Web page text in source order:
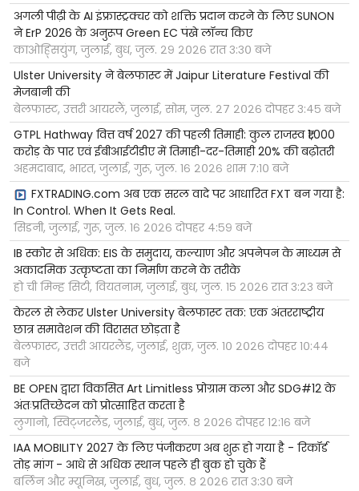
अगली पीढ़ी के AI इंफ्रास्ट्रक्चर को शक्ति प्रदान करने के लिए SUNON
ने ErP 2026 के अनुरूप Green EC पंखे लॉन्च किए
काओह्सियुंग, जुलाई, बुध, जुल. २९ २०२६ रात ३:३० बजे
Ulster University ने बेलफास्ट में Jaipur Literature Festival की
मेजबानी की
बेलफास्ट, उत्तरी आयरलैं, जुलाई, सोम, जुल. २७ २०२६ दोपहर ३:४५ बजे
GTPL Hathway वित्त वर्ष 2027 की पहली तिमाही: कुल राजस्व ₹1,000
करोड़ के पार एवं ईबीआईटीडीए में तिमाही-दर-तिमाही 20% की बढ़ोतरी
अहमदाबाद, भारत, जुलाई, गुरू, जुल. १६ २०२६ शाम ७:१० बजे
FXTRADING.com अब एक सरल वादे पर आधारित FXT बन गया है:
In Control. When It Gets Real.
सिडनी, जुलाई, गुरू, जुल. १६ २०२६ दोपहर ४:५९ बजे
IB स्कोर से अधिक: EIS के समुदाय, कल्याण और अपनेपन के माध्यम से
अकादमिक उत्कृष्टता का निर्माण करने के तरीके
हो ची मिन्ह सिटी, वियतनाम, जुलाई, बुध, जुल. १५ २०२६ रात ३:२३ बजे
केरल से लेकर Ulster University बेलफास्ट तक: एक अंतरराष्ट्रीय
छात्र समावेशन की विरासत छोड़ता है
बेलफास्ट, उत्तरी आयरलैंड, जुलाई, शुक्र, जुल. १० २०२६ दोपहर १०:४४
बजे
BE OPEN द्वारा विकसित Art Limitless प्रोग्राम कला और SDG#12 के
अंतःप्रतिच्छेदन को प्रोत्साहित करता है
लुगानो, स्विट्जरलैंड, जुलाई, बुध, जुल. ८ २०२६ दोपहर १२:१६ बजे
IAA MOBILITY 2027 के लिए पंजीकरण अब शुरू हो गया है - रिकॉर्ड
तोड़ मांग - आधे से अधिक स्थान पहले ही बुक हो चुके हैं
बर्लिन और म्यूनिख, जुलाई, बुध, जुल. ८ २०२६ रात ३:३० बजे